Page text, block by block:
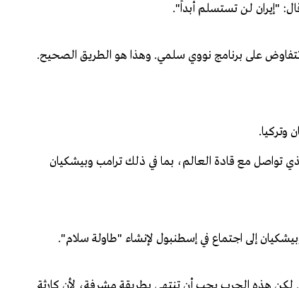
"إيران لن تستسلم أبداً".
على برنامج نووي سلمي. وهذا هو الطريق الصحيح.
وتركيا.
تواصل مع قادة العالم، بما في ذلك ترامب وبيشكيان
إلى اجتماع في إسطنبول لإنشاء "طاولة سلام".